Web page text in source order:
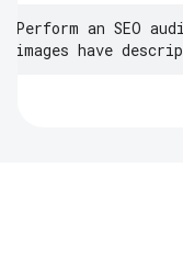
Perform an SEO
images have